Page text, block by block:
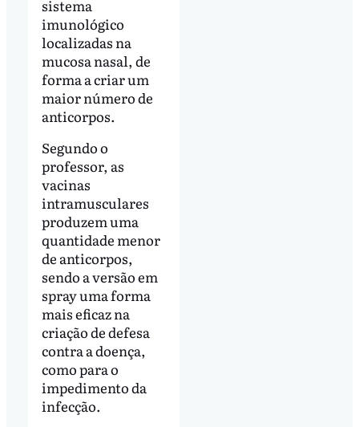
sistema
imunológico
localizadas na
mucosa nasal, de
forma a criar um
maior número de
anticorpos.
Segundo o
professor, as
vacinas
intramusculares
produzem uma
quantidade menor
de anticorpos,
sendo a versão em
spray uma forma
mais eficaz na
criação de defesa
contra a doença,
como para o
impedimento da
infecção.